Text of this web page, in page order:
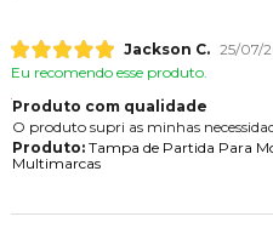
Jackson C. 25/07/
Eu recomendo esse produto.
Produto com qualidade
O produto supri as minhas
Produto:Tampa de Partida Para
Multimarcas